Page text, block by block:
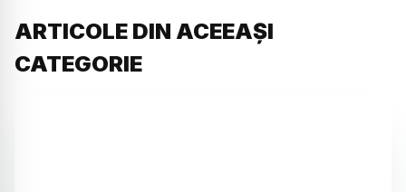
ARTICOLE DIN ACEEAȘI
CATEGORIE